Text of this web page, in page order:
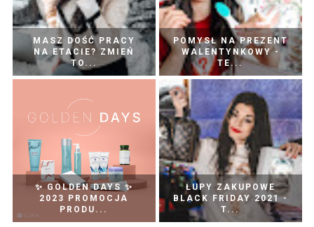
MASZ DOŚĆ PRACY
NA ETACIE? ZMIEŃ
TO...
POMYSŁ NA PREZENT
WALENTYNKOWY -
TE...
✨ GOLDEN DAYS ✨
2023 PROMOCJA
PRODU...
ŁUPY ZAKUPOWE
BLACK FRIDAY 2021 -
T...